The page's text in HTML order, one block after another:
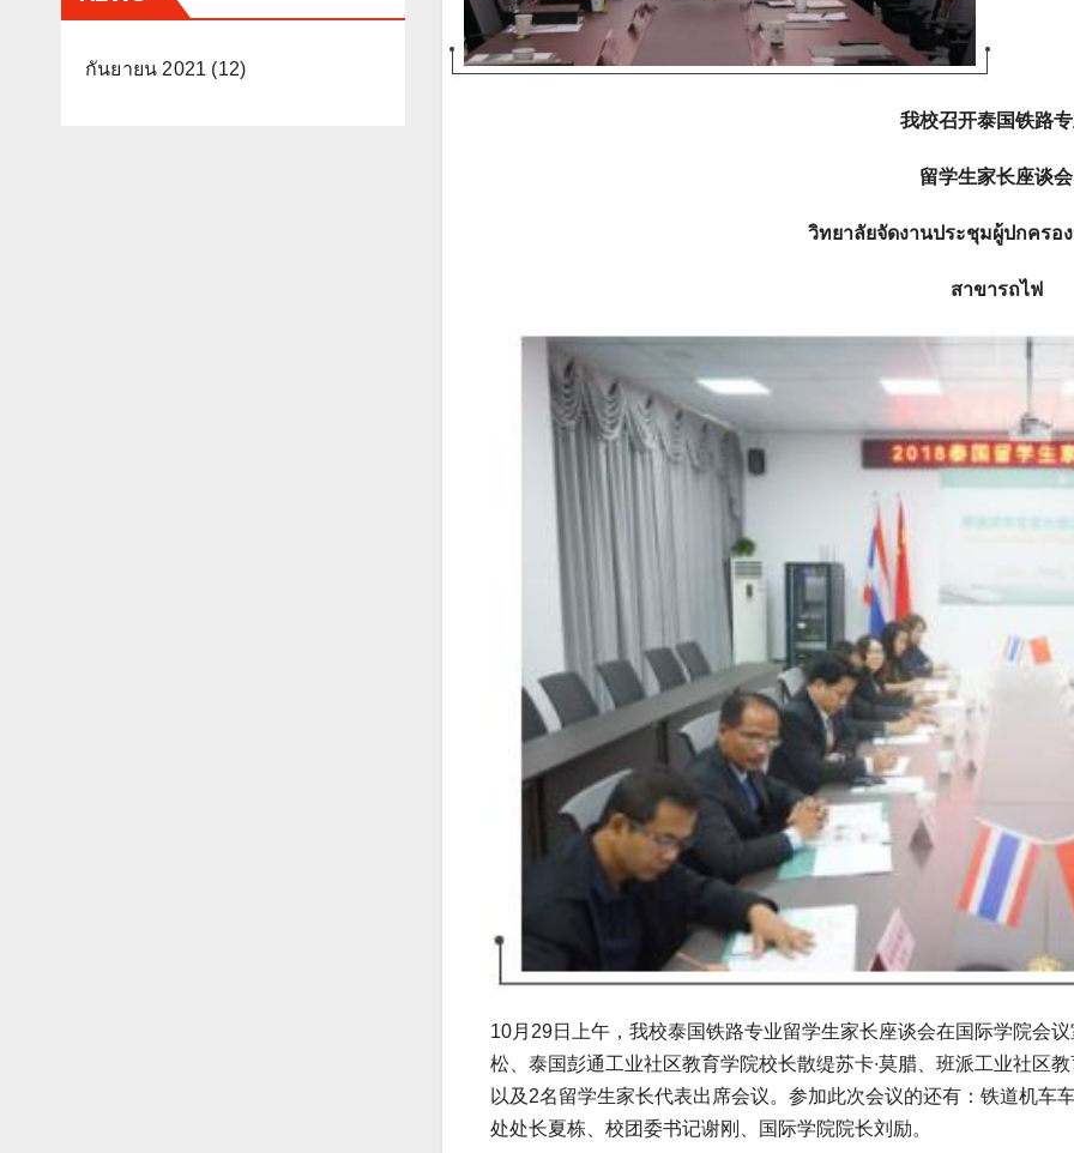
กันยายน 2021 (12)
我校召开泰国铁路
留学生家长座谈会
วิทยาลัยจัดงานประชุมผู้ปกครอ
สาขารถไฟ
10月29日上午，我校泰国铁路专业留学生家长座谈会在国际学院会
松、泰国彭通工业社区教育学院校长散缇苏卡∙莫腊、班派工业社区
以及2名留学生家长代表出席会议。参加此次会议的还有：铁道机车
处处长夏栋、校团委书记谢刚、国际学院院长刘励。